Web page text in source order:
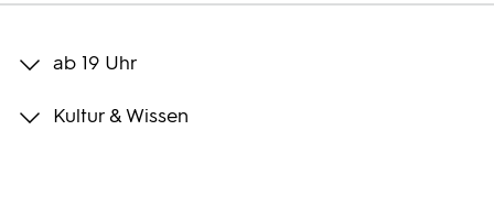
Bilder
ab 19 Uhr
Kultur & Wissen